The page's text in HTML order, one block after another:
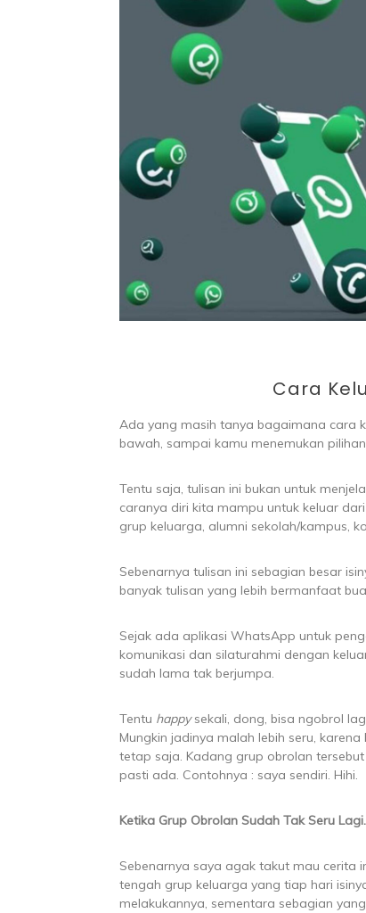
Cara
Ada yang masih tanya bagaimana cara
bawah, sampai kamu menemukan
Tentu saja, tulisan ini bukan untuk
caranya diri kita mampu untuk keluar
grup keluarga, alumni sekolah/kampus,
Sebenarnya tulisan ini sebagian besar
banyak tulisan yang lebih bermanfaat
Sejak ada aplikasi WhatsApp untuk
komunikasi dan silaturahmi dengan
sudah lama tak berjumpa.
Tentu happysekali, dong, bisa ngobrol
Mungkin jadinya malah lebih seru,
tetap saja. Kadang grup obrolan
pasti ada. Contohnya : saya sendiri. Hihi.
Ketika Grup Obrolan Sudah Tak Seru
Sebenarnya saya agak takut mau cerita
tengah grup keluarga yang tiap hari
melakukannya, sementara sebagian